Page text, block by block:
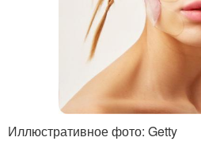
Иллюстративное фото: Getty